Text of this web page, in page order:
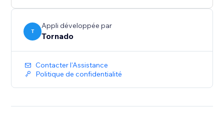
T
Appli développée par
Tornado
Contacter l'Assistance
Politique de confidentialité